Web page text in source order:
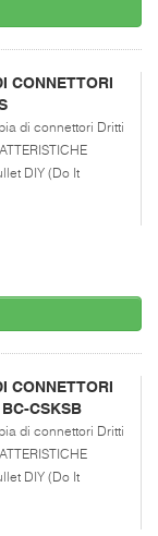
CONNETTORI
di connettori Dritti
DIY (Do It
CONNETTORI
CSKSB
di connettori Dritti
DIY (Do It